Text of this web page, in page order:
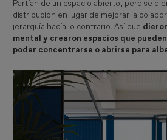
Partían de un espacio abierto, pero se
distribución en lugar de mejorar la
jerarquía hacía lo contrario. Así que
mental y crearon espacios que
poder concentrarse o abrirse para